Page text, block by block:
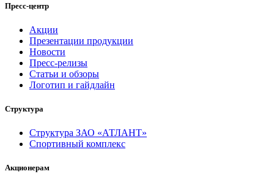
Пресс-центр
Акции
Презентации продукции
Новости
Пресс-релизы
Статьи и обзоры
Логотип и гайдлайн
Структура
Структура ЗАО «АТЛАНТ»
Спортивный комплекс
Акционерам